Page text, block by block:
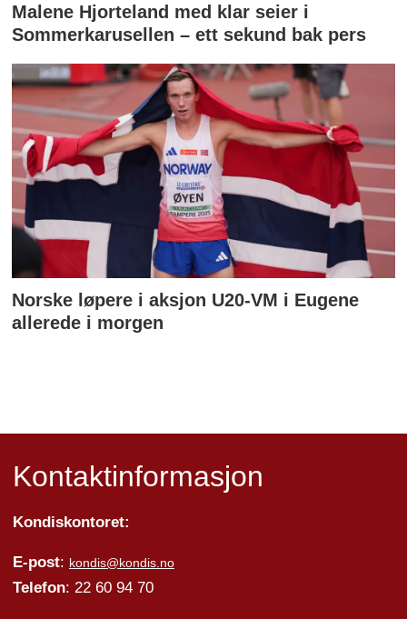
Malene Hjorteland med klar seier i
Sommerkarusellen – ett sekund bak pers
Norske løpere i aksjon U20-VM i Eugene
allerede i morgen
Kontaktinformasjon
Kondiskontoret:
E-post: kondis@kondis.no
Telefon: 22 60 94 70